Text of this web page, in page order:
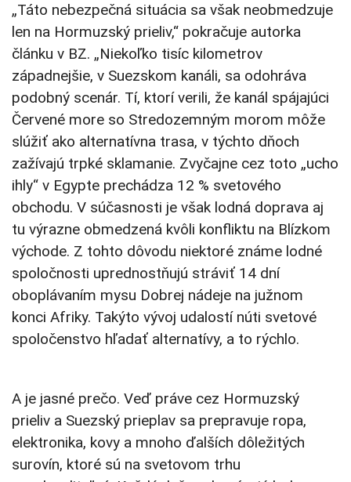
„Táto nebezpečná situácia sa však neobmedzuje
len na Hormuzský prieliv,“ pokračuje autorka
článku v BZ. „Niekoľko tisíc kilometrov
západnejšie, v Suezskom kanáli, sa odohráva
podobný scenár. Tí, ktorí verili, že kanál spájajúci
Červené more so Stredozemným morom môže
slúžiť ako alternatívna trasa, v týchto dňoch
zažívajú trpké sklamanie. Zvyčajne cez toto „ucho
ihly“ v Egypte prechádza 12 % svetového
obchodu. V súčasnosti je však lodná doprava aj
tu výrazne obmedzená kvôli konfliktu na Blízkom
východe. Z tohto dôvodu niektoré známe lodné
spoločnosti uprednostňujú stráviť 14 dní
oboplávaním mysu Dobrej nádeje na južnom
konci Afriky. Takýto vývoj udalostí núti svetové
spoločenstvo hľadať alternatívy, a to rýchlo.
A je jasné prečo. Veď práve cez Hormuzský
prieliv a Suezský prieplav sa prepravuje ropa,
elektronika, kovy a mnoho ďalších dôležitých
surovín, ktoré sú na svetovom trhu